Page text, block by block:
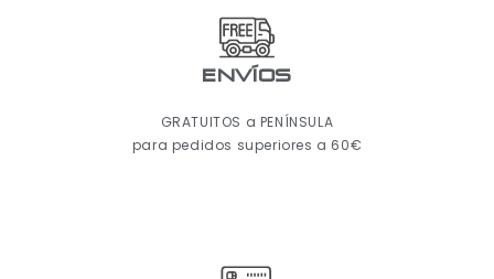
ENVÍOS
GRATUITOS a PENÍNSULA
para pedidos superiores a 60€